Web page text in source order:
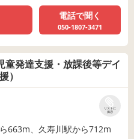
電話で聞く
050-1807-3471
発達支援・放課後等デイ
）
リストに
保存
663m、久寿川駅から712m